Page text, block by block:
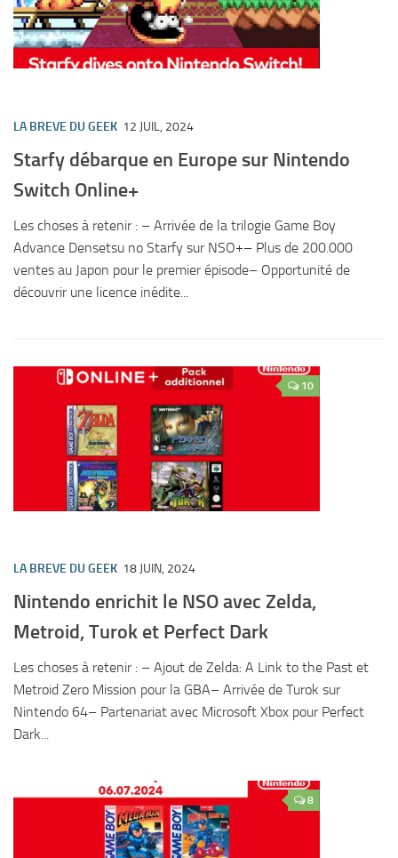
LA BREVE DU GEEK 12 JUIL, 2024
Starfy débarque en Europe sur Nintendo
Switch Online+
Les choses à retenir : – Arrivée de la trilogie Game Boy
Advance Densetsu no Starfy sur NSO+– Plus de 200.000
ventes au Japon pour le premier épisode– Opportunité de
découvrir une licence inédite...
10
LA BREVE DU GEEK 18 JUIN, 2024
Nintendo enrichit le NSO avec Zelda,
Metroid, Turok et Perfect Dark
Les choses à retenir : – Ajout de Zelda: A Link to the Past et
Metroid Zero Mission pour la GBA– Arrivée de Turok sur
Nintendo 64– Partenariat avec Microsoft Xbox pour Perfect
Dark...
8